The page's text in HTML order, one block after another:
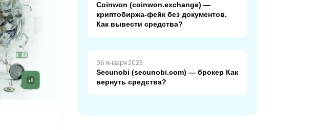
Coinwon (coinwon.exchange) —
криптобиржа-фейк без документов.
Как вывести средства?
06 января 2025
Secunobi (secunobi.com) — брокер Как
вернуть средства?